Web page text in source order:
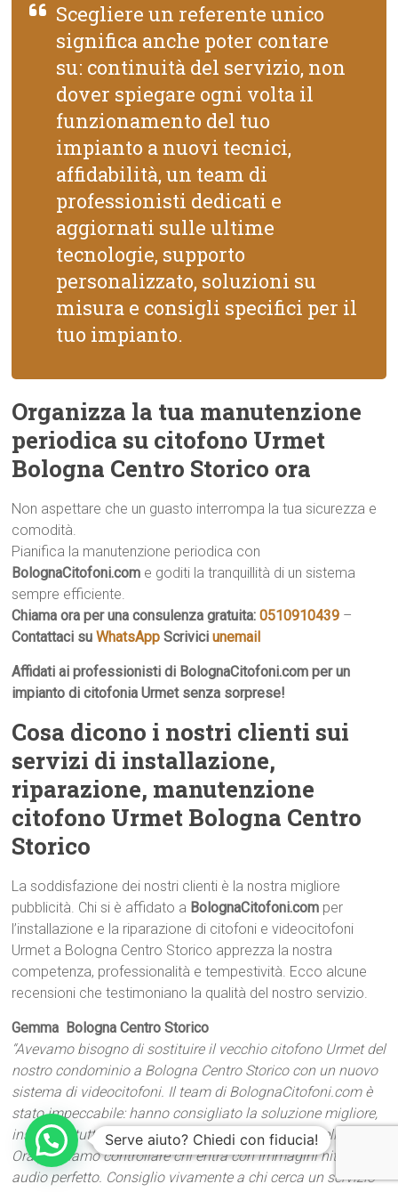
Scegliere un referente unico
significa anche poter contare
su: continuità del servizio, non
dover spiegare ogni volta il
funzionamento del tuo
impianto a nuovi tecnici,
affidabilità, un team di
professionisti dedicati e
aggiornati sulle ultime
tecnologie, supporto
personalizzato, soluzioni su
misura e consigli specifici per il
tuo impianto.
Organizza la tua manutenzione
periodica su citofono Urmet
Bologna Centro Storico ora
Non aspettare che un guasto interrompa la tua sicurezza e
comodità.
Pianifica la manutenzione periodica con
BolognaCitofoni.com e goditi la tranquillità di un sistema
sempre efficiente.
Chiama ora per una consulenza gratuita:0510910439 –
Contattaci suWhatsApp Scriviciunemail
Affidati ai professionisti di BolognaCitofoni.com per un
impianto di citofonia Urmet senza sorprese!
Cosa dicono i nostri clienti sui
servizi di installazione,
riparazione, manutenzione
citofono Urmet Bologna Centro
Storico
La soddisfazione dei nostri clienti è la nostra migliore
pubblicità. Chi si è affidato a BolognaCitofoni.com per
l’installazione e la riparazione di citofoni e videocitofoni
Urmet a Bologna Centro Storico apprezza la nostra
competenza, professionalità e tempestività. Ecco alcune
recensioni che testimoniano la qualità del nostro servizio.
Gemma  Bologna Centro Storico
“Avevamo bisogno di sostituire il vecchio citofono Urmet del
nostro condominio a Bologna Centro Storico con un nuovo
sistema di videocitofoni. Il team di BolognaCitofoni.com è
stato impeccabile: hanno consigliato la soluzione migliore,
installato tutto rapidamente e con un risultato eccellente.
Ora possiamo controllare chi entra con immagini nitide e
audio perfetto. Consiglio vivamente a chi cerca un servizio
Serve aiuto? Chiedi con fiducia!